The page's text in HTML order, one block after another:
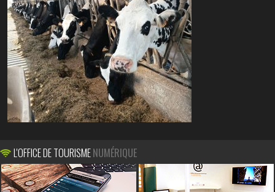
L'OFFICE DE TOURISMENUMÉRIQUE